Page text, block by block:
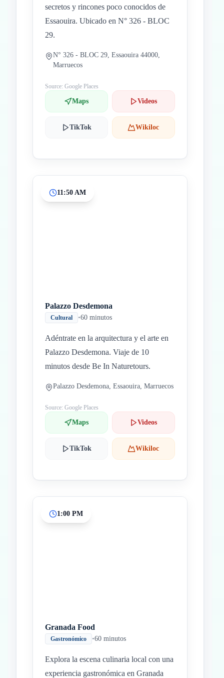
secretos y rincones poco conocidos de
Essaouira. Ubicado en N° 326 - BLOC
29.
N° 326 - BLOC 29, Essaouira 44000,
Marruecos
Source: Google Places
Maps Videos
TikTok Wikiloc
11:50 AM
Palazzo Desdemona
Cultural •60 minutos
Adéntrate en la arquitectura y el arte en
Palazzo Desdemona. Viaje de 10
minutos desde Be In Naturetours.
Palazzo Desdemona, Essaouira, Marruecos
Source: Google Places
Maps Videos
TikTok Wikiloc
1:00 PM
Granada Food
Gastronómico •60 minutos
Explora la escena culinaria local con una
experiencia gastronómica en Granada